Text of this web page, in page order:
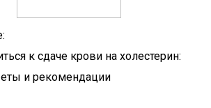
к сдаче крови на холестерин:
и рекомендации